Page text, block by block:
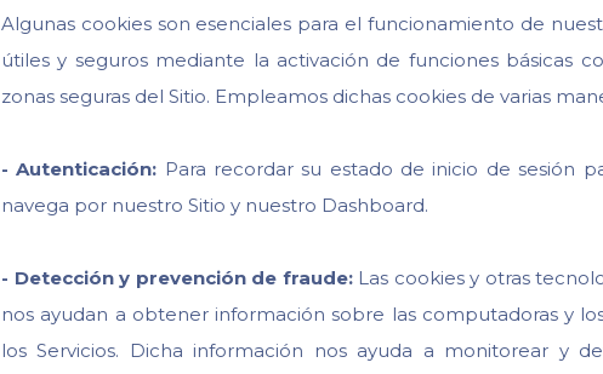
Algunas cookies son esenciales para el funcionamiento de
útiles y seguros mediante la activación de funciones básicas
zonas seguras del Sitio. Empleamos dichas cookies de varias
- Autenticación: Para recordar su estado de inicio de sesión
navega por nuestro Sitio y nuestro Dashboard.
- Detección y prevención de fraude: Las cookies y otras
nos ayudan a obtener información sobre las computadoras y
los Servicios. Dicha información nos ayuda a monitorear y